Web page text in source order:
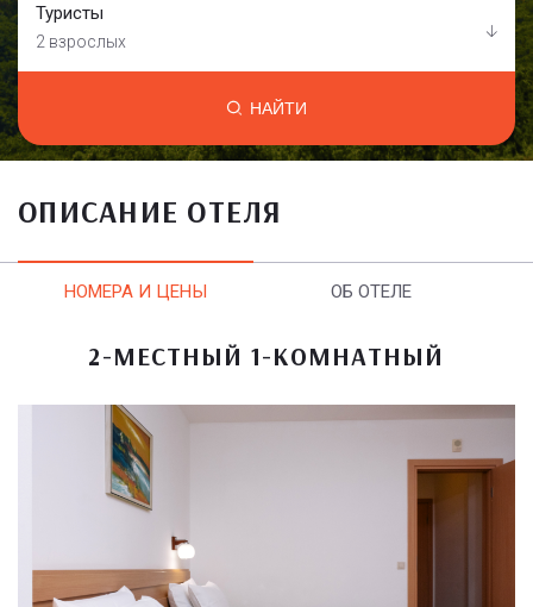
Туристы
2 взрослых
НАЙТИ
ОПИСАНИЕ ОТЕЛЯ
НОМЕРА И ЦЕНЫ ОБ ОТЕЛЕ
2-МЕСТНЫЙ 1-КОМНАТНЫЙ